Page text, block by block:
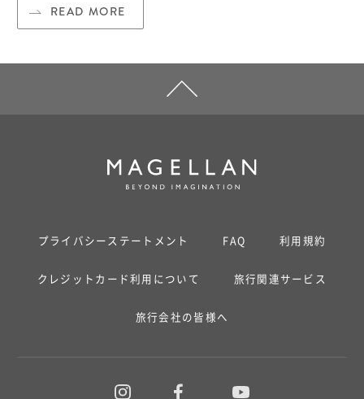
READ MORE
プライバシーステートメント FAQ 利用規約
クレジットカード利用について 旅行関連サービス
旅行会社の皆様へ